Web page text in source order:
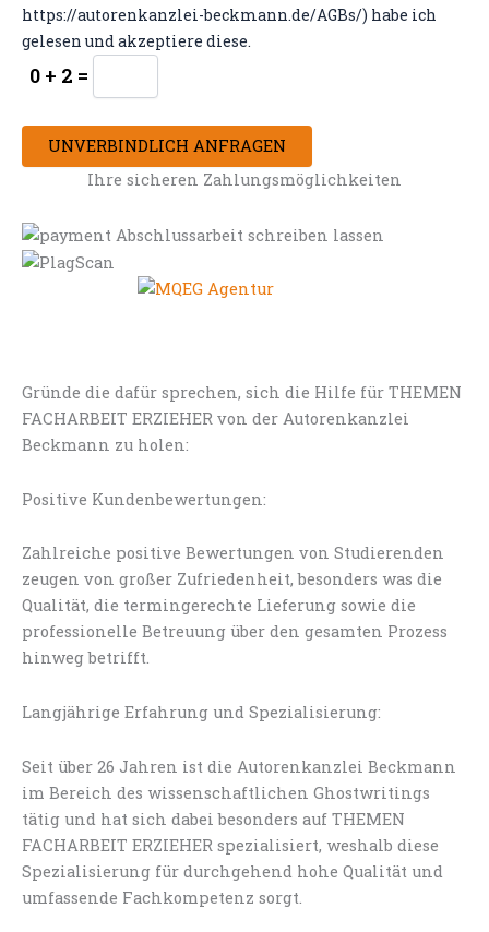
https://autorenkanzlei-beckmann.de/AGBs/) habe ich
gelesen und akzeptiere diese.
0 + 2 =
UNVERBINDLICH ANFRAGEN
Ihre sicheren Zahlungsmöglichkeiten
Gründe die dafür sprechen, sich die Hilfe für THEMEN
FACHARBEIT ERZIEHER von der Autorenkanzlei
Beckmann zu holen:
Positive Kundenbewertungen:
Zahlreiche positive Bewertungen von Studierenden
zeugen von großer Zufriedenheit, besonders was die
Qualität, die termingerechte Lieferung sowie die
professionelle Betreuung über den gesamten Prozess
hinweg betrifft.
Langjährige Erfahrung und Spezialisierung:
Seit über 26 Jahren ist die Autorenkanzlei Beckmann
im Bereich des wissenschaftlichen Ghostwritings
tätig und hat sich dabei besonders auf THEMEN
FACHARBEIT ERZIEHER spezialisiert, weshalb diese
Spezialisierung für durchgehend hohe Qualität und
umfassende Fachkompetenz sorgt.